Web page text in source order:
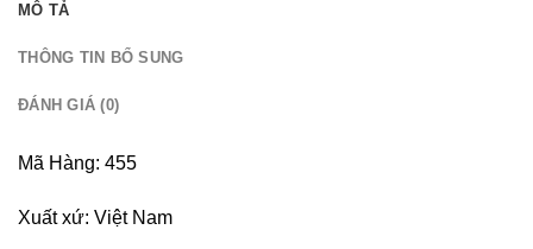
MÔ TẢ
THÔNG TIN BỔ SUNG
ĐÁNH GIÁ (0)
Mã Hàng: 455
Xuất xứ: Việt Nam